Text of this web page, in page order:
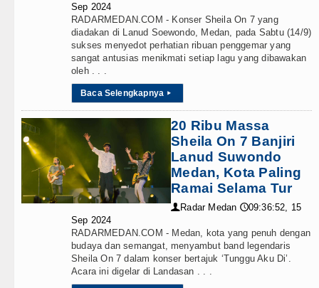
Tekankan Pelayanan Publik yang Cepat dan
Turnamen Catur Antar Wartawan, Ajang
Daerah se-Kepulauan Nias Percepat Usulan
Sep 2024
RADARMEDAN.COM - Konser Sheila On 7 yang
diadakan di Lanud Soewondo, Medan, pada Sabtu (14/9)
sukses menyedot perhatian ribuan penggemar yang
sangat antusias menikmati setiap lagu yang dibawakan
oleh . . .
Baca Selengkapnya ▸
20 Ribu Massa
Sheila On 7 Banjiri
Lanud Suwondo
Medan, Kota Paling
Ramai Selama Tur
👤 Radar Medan 🕔09:36:52, 15
Sep 2024
RADARMEDAN.COM - Medan, kota yang penuh dengan
budaya dan semangat, menyambut band legendaris
Sheila On 7 dalam konser bertajuk ‘Tunggu Aku Di’.
Acara ini digelar di Landasan . . .